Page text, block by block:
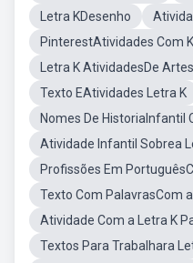
Letra KDesenho
PinterestAtividades Com K
Letra K AtividadesDe Artes
Texto EAtividades Letra K
Nomes De HistoriaInfantil
Atividade Infantil Sobrea
Profissões Em
Texto Com PalavrasCom
Atividade Com a Letra K
Textos Para Trabalhara